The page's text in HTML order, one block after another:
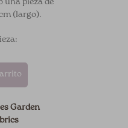
una pieza de
(largo).
Garden